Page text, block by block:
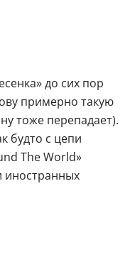
до сих пор
примерно такую
тоже перепадает).
будто с цепи
The World»
иностранных